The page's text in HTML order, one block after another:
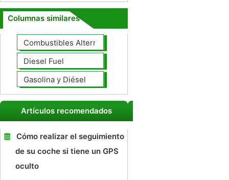
Columnas similares
Combustibles Alternativos
Diesel Fuel
Gasolina y Diésel
Artículos recomendados
Cómo realizar el seguimiento
de su coche si tiene un GPS
oculto